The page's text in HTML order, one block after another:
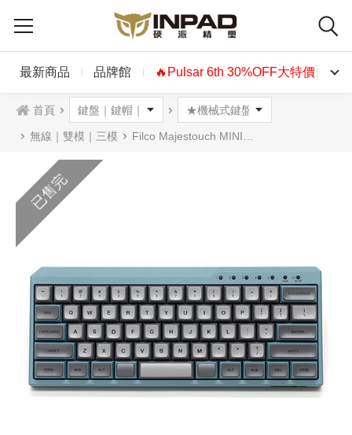
最新商品 品牌館 🔥Pulsar 6th 30%OFF大特價🔥
首頁
無線｜雙模｜三模 Filco Majestouch MINILA-R Convertible 雙模藍芽機械鍵盤 ASAGI
已售完